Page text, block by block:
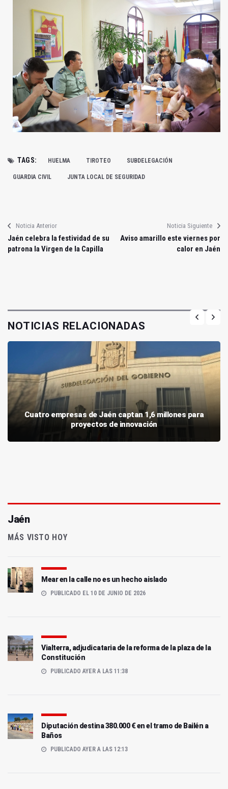
TAGS: HUELMA TIROTEO SUBDELEGACIÓN
GUARDIA CIVIL JUNTA LOCAL DE SEGURIDAD
Noticia Anterior
Jaén celebra la festividad de su
patrona la Virgen de la Capilla
Noticia Siguiente
Aviso amarillo este viernes por
calor en Jaén
NOTICIAS RELACIONADAS
Cuatro empresas de Jaén captan 1,6 millones para
proyectos de innovación
Jaén
MÁS VISTO HOY
Mear en la calle no es un hecho aislado
PUBLICADO EL 10 DE JUNIO DE 2026
Vialterra, adjudicataria de la reforma de la plaza de la
Constitución
PUBLICADO AYER A LAS 11:38
Diputación destina 380.000 € en el tramo de Bailén a
Baños
PUBLICADO AYER A LAS 12:13